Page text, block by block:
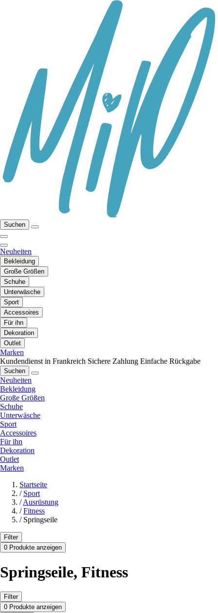
Suchen
Neuheiten
Bekleidung
Große Größen
Schuhe
Unterwäsche
Sport
Accessoires
Für ihn
Dekoration
Outlet
Marken
Kundendienst in Frankreich Sichere Zahlung Einfache Rückgabe
Suchen
Neuheiten
Bekleidung
Große Größen
Schuhe
Unterwäsche
Sport
Accessoires
Für ihn
Dekoration
Outlet
Marken
Startseite
/ Sport
/ Ausrüstung
/ Fitness
/ Springseile
Filter
0 Produkte anzeigen
Springseile, Fitness
Filter
0 Produkte anzeigen